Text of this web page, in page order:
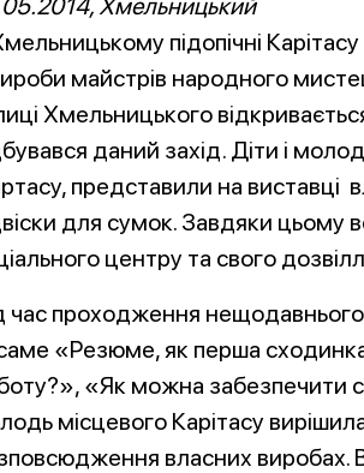
Хмельницький
підопічні
майстрів народного
Хмельницького
даний захід. Діти і
представили на виставці
для сумок. Завдяки цьому
центру та свого
час проходження
«Резюме, як перша
«Як можна забезпечити
місцевого Карітасу
власних виробах.